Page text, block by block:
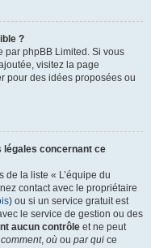
?
par phpBB Limited. Si vous
visitez la page
pour des idées proposées ou
légales concernant ce
de la liste « L’équipe du
contact avec le propriétaire
) ou si un service gratuit est
le service de gestion ou des
aucun contrôle et ne peut
comment, où ou par qui ce